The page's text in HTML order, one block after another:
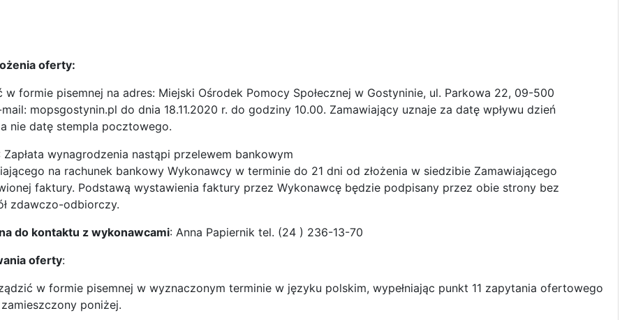
oferty:
formie pisemnej na adres: Miejski Ośrodek Pomocy Społecznej w Gostyninie, ul. Parkowa 22, 09-500
mopsgostynin.pl do dnia 18.11.2020 r. do godziny 10.00. Zamawiający uznaje za datę wpływu dzień
nie datę stempla pocztowego.
Zapłata wynagrodzenia nastąpi przelewem bankowym
na rachunek bankowy Wykonawcy w terminie do 21 dni od złożenia w siedzibie Zamawiającego
faktury. Podstawą wystawienia faktury przez Wykonawcę będzie podpisany przez obie strony bez
zdawczo-odbiorczy.
do kontaktu z wykonawcami: Anna Papiernik tel. (24 ) 236-13-70
oferty:
w formie pisemnej w wyznaczonym terminie w języku polskim, wypełniając punkt 11 zapytania ofertowego
poniżej.